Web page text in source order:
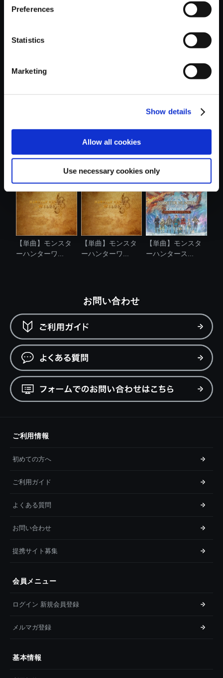
Preferences
Statistics
Marketing
Show details
Allow all cookies
Use necessary cookies only
ーハンタース...
【単曲】モンスタ
ーハンターワ...
ーハンターワ...
【単曲】モンスタ
ーハンターワ...
【単曲】モンスタ
ーハンターワ...
【単曲】モンスタ
ーハンタース...
お問い合わせ
ご利用情報
初めての方へ
ご利用ガイド
よくある質問
お問い合わせ
提携サイト募集
会員メニュー
ログイン 新規会員登録
メルマガ登録
基本情報